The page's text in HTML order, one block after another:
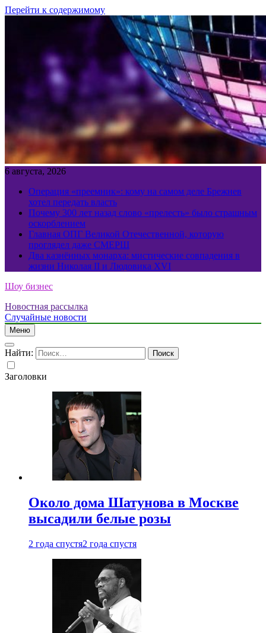
Перейти к содержимому
6 августа, 2026
Операция «преемник»: кому на самом деле Брежнев
хотел передать власть
Почему 300 лет назад слово «прелесть» было страшным
оскорблением
Главная ОПГ Великой Отечественной, которую
проглядел даже СМЕРШ
Два казнённых монарха: мистические совпадения в
жизни Николая II и Людовика XVI
Шоу бизнес
Новостная рассылка
Случайные новости
Меню
Найти:
Заголовки
Около дома Шатунова в Москве
высадили белые розы
2 года спустя2 года спустя